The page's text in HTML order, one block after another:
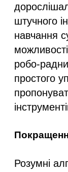
штучного
навчання
робо-
простого
Розумні